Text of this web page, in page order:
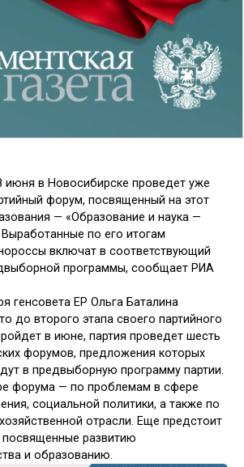
июня в Новосибирске проведет уже
форум, посвященный на этот
— «Образование и наука —
по его итогам
включат в соответствующий
программы, сообщает РИА
генсовета ЕР Ольга Баталина
до второго этапа своего партийного
в июне, партия проведет шесть
форумов, предложения которых
в предвыборную программу партии.
форума — по проблемам в сфере
социальной политики, а также по
отрасли. Еще предстоит
развитию
и образованию.